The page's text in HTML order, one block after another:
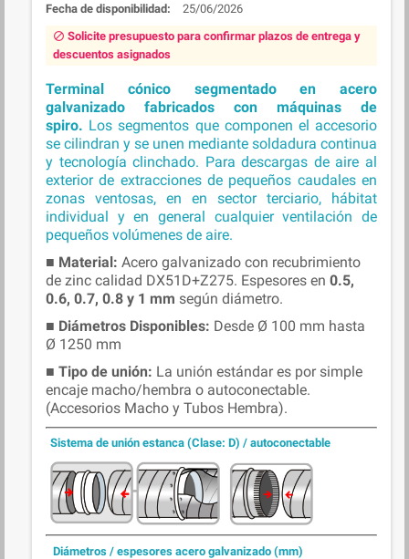
Fecha de disponibilidad:
25/06/2026
block Solicite presupuesto para confirmar plazos de entrega y
descuentos asignados
Terminal cónico segmentado en acero
galvanizado fabricados con máquinas de
spiro. Los segmentos que componen el accesorio
se cilindran y se unen mediante soldadura continua
y tecnología clinchado. Para descargas de aire al
exterior de extracciones de pequeños caudales en
zonas ventosas, en en sector terciario, hábitat
individual y en general cualquier ventilación de
pequeños volúmenes de aire.
■ Material: Acero galvanizado con recubrimiento
de zinc calidad DX51D+Z275. Espesores en 0.5,
0.6, 0.7, 0.8 y 1 mm según diámetro.
■ Diámetros Disponibles: Desde Ø 100 mm hasta
Ø 1250 mm
■ Tipo de unión: La unión estándar es por simple
encaje macho/hembra o autoconectable.
(Accesorios Macho y Tubos Hembra).
Sistema de unión estanca (Clase: D) / autoconectable
Diámetros / espesores acero galvanizado (mm)